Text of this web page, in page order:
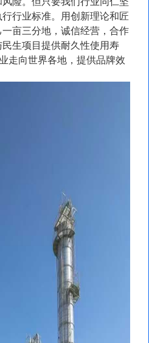
行业标准。用创新理论和匠
亩三分地，诚信经营，合作
生项目提供耐久性使用寿
走向世界各地，提供品牌效